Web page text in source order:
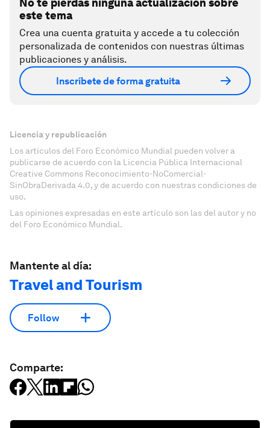
No te pierdas ninguna actualización sobre
este tema
Crea una cuenta gratuita y accede a tu colección
personalizada de contenidos con nuestras últimas
publicaciones y análisis.
Inscríbete de forma gratuita
Licencia y republicación
Los artículos del Foro Económico Mundial pueden volver a
publicarse de acuerdo con la Licencia Pública Internacional
Creative Commons Reconocimiento-NoComercial-
SinObraDerivada 4.0, y de acuerdo con nuestras condiciones de
uso.
Las opiniones expresadas en este artículo son las del autor y no
del Foro Económico Mundial.
Mantente al día:
Travel and Tourism
Follow
Comparte: